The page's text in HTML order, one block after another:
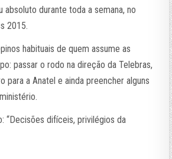
absoluto durante toda a semana, no
2015.
habituais de quem assume as
passar o rodo na direção da Telebras,
para a Anatel e ainda preencher alguns
“Decisões difíceis, privilégios da